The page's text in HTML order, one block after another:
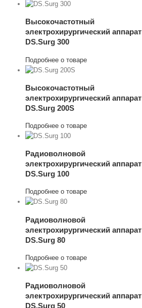
Высокочастотный
электрохирургический аппарат
DS.Surg 300
Подробнее о товаре
Высокочастотный
электрохирургический аппарат
DS.Surg 200S
Подробнее о товаре
Радиоволновой
электрохирургический аппарат
DS.Surg 100
Подробнее о товаре
Радиоволновой
электрохирургический аппарат
DS.Surg 80
Подробнее о товаре
Радиоволновой
электрохирургический аппарат
DS.Surg 50